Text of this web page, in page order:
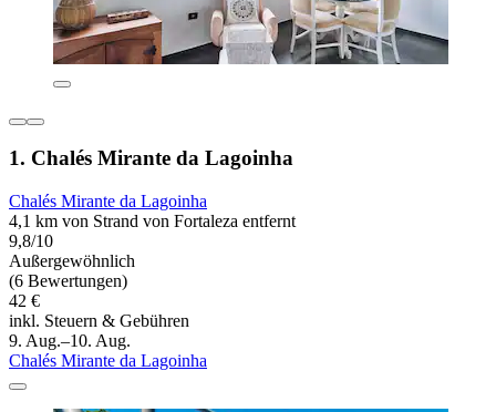
1. Chalés Mirante da Lagoinha
Chalés Mirante da Lagoinha
4,1 km von Strand von Fortaleza entfernt
9,8/10
Außergewöhnlich
(6 Bewertungen)
42 €
inkl. Steuern & Gebühren
9. Aug.–10. Aug.
Chalés Mirante da Lagoinha